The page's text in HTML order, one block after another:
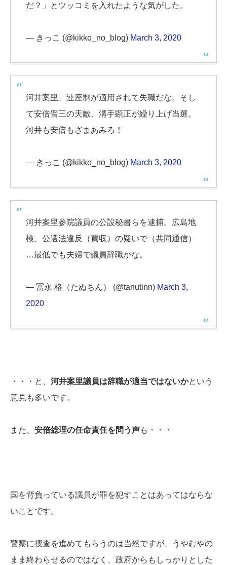
だ？」とツッコミを入れたような気がした。
— きっこ (@kikko_no_blog) March 3, 2020
河井案里、連座制が適用されて失職だな。そし
て安倍晋三の天敵、溝手顕正が繰り上げ当選。
河井も安倍もざまあみろ！
— きっこ (@kikko_no_blog) March 3, 2020
河井案里参院議員の公設秘書らを逮捕。広島地
検、公選法違反（買収）の疑いで（共同通信）
…最低でも夫婦で議員辞職かな。
— 冨永 格（たぬちん） (@tanutinn) March 3,
2020
・・・と、 河井案里議員は辞職が適当ではないかという
意見も多いです。
また、 安倍総理の任命責任を問う声も・・・
国を背負っている議員が罪を犯すことはあってはならな
いことです。
警察に捜査を進めてもらうのは当然ですが、うやむやの
まま終わらせるのではなく、政府からもしっかりとした